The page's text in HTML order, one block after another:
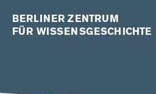
BERLINER ZENTRUM
FÜR WISSENSGESCHICHTE